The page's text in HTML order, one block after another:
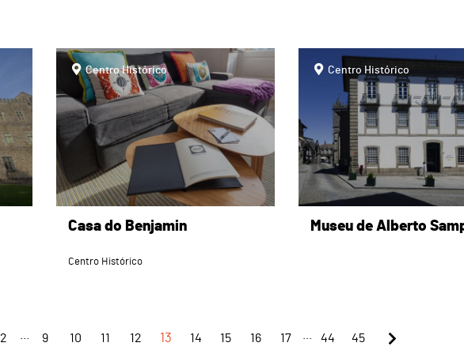
pageCentro Histórico
Casa do Benjamin
Centro Histórico
pageCentro Histórico
Museu de Alberto
2 9 10 11 12 13 14 15 16 17 44 45